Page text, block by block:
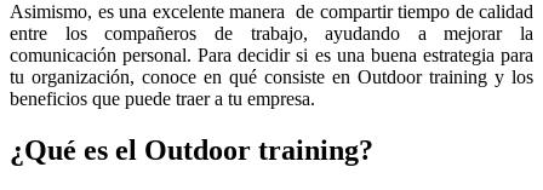
Asimismo, es una excelente manera de compartir tiempo de calidad
entre los compañeros de trabajo, ayudando a mejorar la
comunicación personal. Para decidir si es una buena estrategia para
tu organización, conoce en qué consiste en Outdoor training y los
beneficios que puede traer a tu empresa.
¿Qué es el Outdoor training?